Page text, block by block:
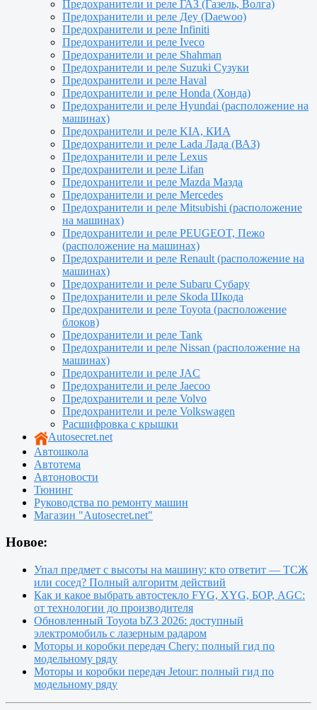
Предохранители и реле ГАЗ (Газель, Волга)
Предохранители и реле Деу (Daewoo)
Предохранители и реле Infiniti
Предохранители и реле Iveco
Предохранители и реле Shahman
Предохранители и реле Suzuki Сузуки
Предохранители и реле Haval
Предохранители и реле Honda (Хонда)
Предохранители и реле Hyundai (расположение на
машинах)
Предохранители и реле KIA, КИА
Предохранители и реле Lada Лада (ВАЗ)
Предохранители и реле Lexus
Предохранители и реле Lifan
Предохранители и реле Mazda Мазда
Предохранители и реле Mercedes
Предохранители и реле Mitsubishi (расположение
на машинах)
Предохранители и реле PEUGEOT, Пежо
(расположение на машинах)
Предохранители и реле Renault (расположение на
машинах)
Предохранители и реле Subaru Субару
Предохранители и реле Skoda Шкода
Предохранители и реле Toyota (расположение
блоков)
Предохранители и реле Tank
Предохранители и реле Nissan (расположение на
машинах)
Предохранители и реле JAC
Предохранители и реле Jaecoo
Предохранители и реле Volvo
Предохранители и реле Volkswagen
Расшифровка с крышки
Autosecret.net
Автошкола
Автотема
Автоновости
Тюнинг
Руководства по ремонту машин
Магазин "Autosecret.net"
Новое:
Упал предмет с высоты на машину: кто ответит — ТСЖ
или сосед? Полный алгоритм действий
Как и какое выбрать автостекло FYG, XYG, БОР, AGC:
от технологии до производителя
Обновленный Toyota bZ3 2026: доступный
электромобиль с лазерным радаром
Моторы и коробки передач Chery: полный гид по
модельному ряду
Моторы и коробки передач Jetour: полный гид по
модельному ряду